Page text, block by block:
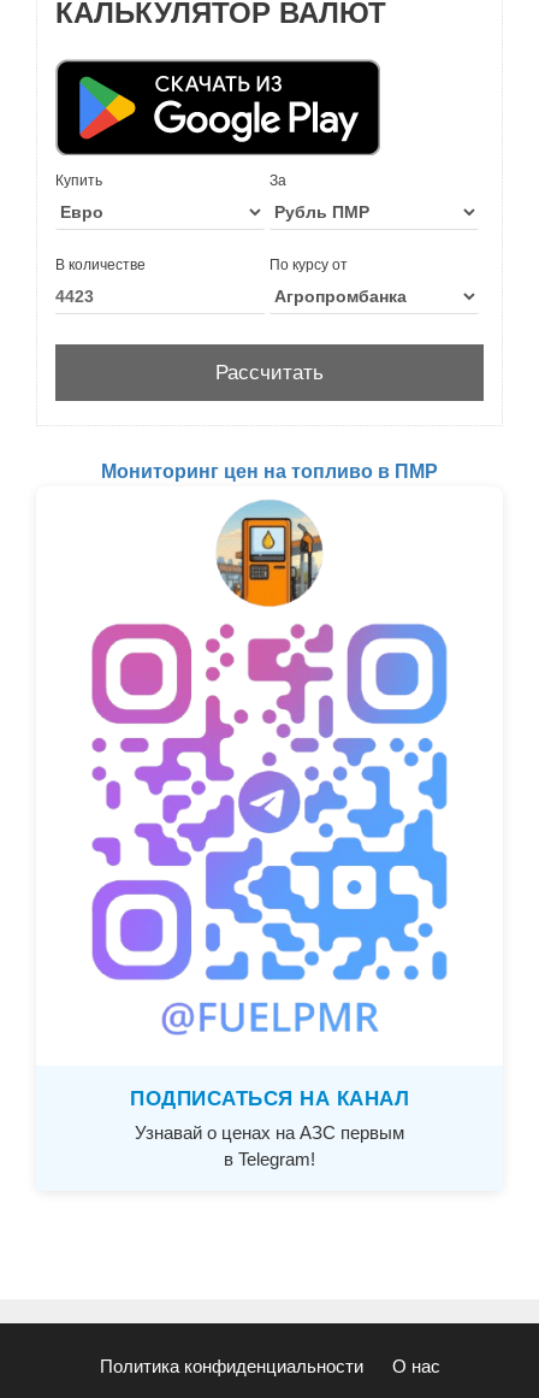
КАЛЬКУЛЯТОР ВАЛЮТ
Купить За
В количестве По курсу от
Мониторинг цен на топливо в ПМР
ПОДПИСАТЬСЯ НА КАНАЛ
Узнавай о ценах на АЗС первым
в Telegram!
Политика конфиденциальности О нас